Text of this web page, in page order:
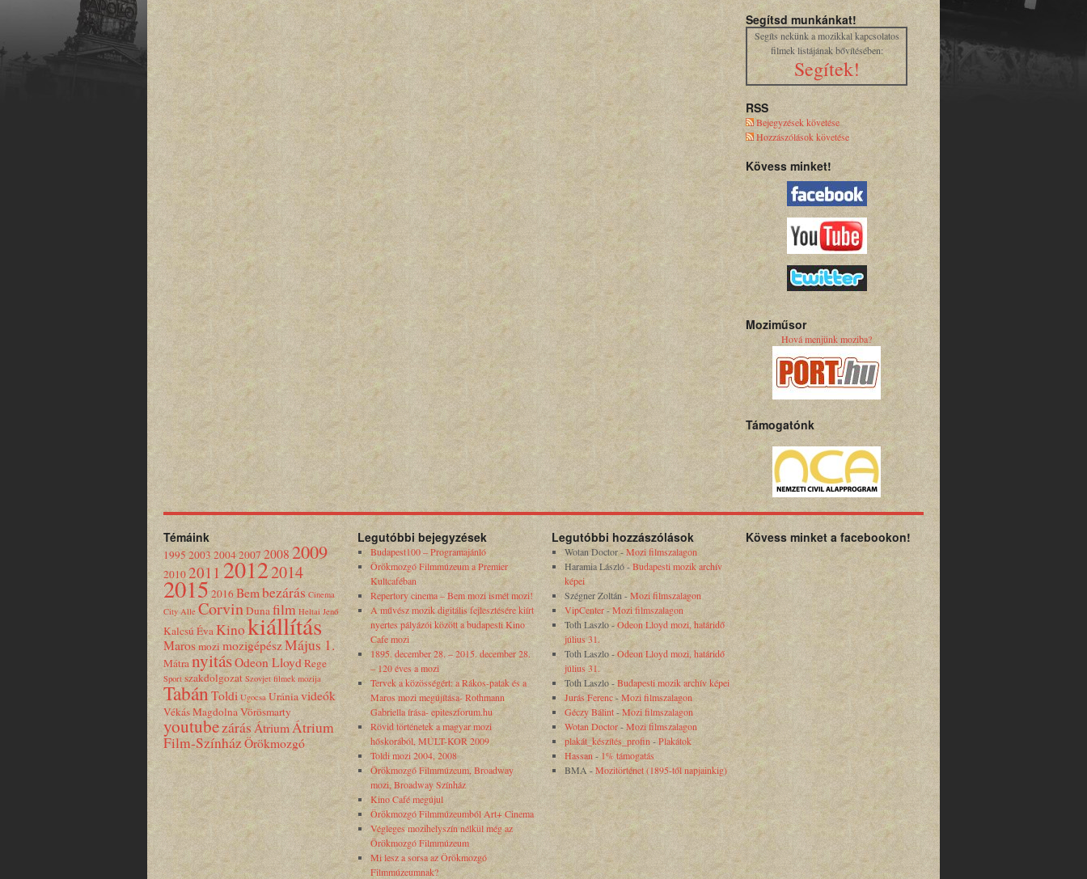
Segítsd munkánkat!
Segíts nekünk a mozikkal kapcsolatos
filmek listájának bővítésében:
Segítek!
RSS
Bejegyzések követése
Hozzászólások követése
Kövess minket!
Moziműsor
Hová menjünk moziba?
Támogatónk
Témáink
1995 2003 20042007 20082009
20102011 20122014
20152016Bembezárás Cinema
City Alle CorvinDunafilm Heltai Jenő
Kalcsú ÉvaKinokiállítás
Marosmozi mozigépészMájus 1.
MátranyitásOdeon Lloyd Rege
Sport szakdolgozat Szovjet filmek mozija
TabánToldi Ugocsa Urániavideók
Vékás MagdolnaVörösmarty
youtubezárás ÁtriumÁtrium
Film-SzínházÖrökmozgó
Legutóbbi bejegyzések
Budapest100 – Programajánló
Örökmozgó Filmmúzeum a Premier
Kultcaféban
Repertory cinema – Bem mozi ismét mozi!
A művész mozik digitális fejlesztésére kiírt
nyertes pályázói között a budapesti Kino
Cafe mozi
1895. december 28. – 2015. december 28.
– 120 éves a mozi
Tervek a közösségért: a Rákos-patak és a
Maros mozi megújítása- Rothmann
Gabriella írása- epiteszforum.hu
Rövid történetek a magyar mozi
hőskorából, MÚLT-KOR 2009
Toldi mozi 2004, 2008
Örökmozgó Filmmúzeum, Broadway
mozi, Broadway Színház
Kino Café megújul
Örökmozgó Filmmúzeumból Art+ Cinema
Végleges mozihelyszín nélkül még az
Örökmozgó Filmmúzeum
Mi lesz a sorsa az Örökmozgó
Filmmúzeumnak?
Legutóbbi hozzászólások
Wotan Doctor-Mozi filmszalagon
Haramia László-Budapesti mozik archív
képei
Szégner Zoltán-Mozi filmszalagon
VipCenter-Mozi filmszalagon
Toth Laszlo-Odeon Lloyd mozi, határidő
július 31.
Toth Laszlo-Odeon Lloyd mozi, határidő
július 31.
Toth Laszlo-Budapesti mozik archív képei
Jurás Ferenc-Mozi filmszalagon
Géczy Bálint-Mozi filmszalagon
Wotan Doctor-Mozi filmszalagon
plakát_készítés_profin -Plakátok
Hassan - 1% támogatás
BMA-Mozitörténet (1895-től napjainkig)
Kövess minket a facebookon!